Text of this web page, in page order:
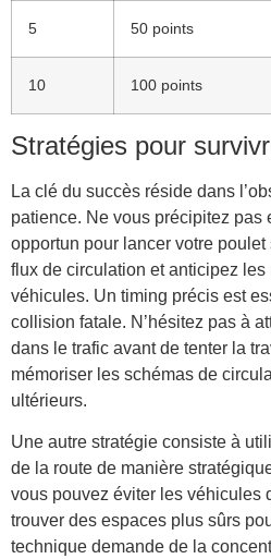
5 50 points
10 100 points
Stratégies pour
La clé du succès réside dans
patience. Ne vous précipitez pas
opportun pour lancer votre
flux de circulation et anticipez les
véhicules. Un timing précis est
collision fatale. N’hésitez pas à
dans le trafic avant de tenter la
mémoriser les schémas de
ultérieurs.
Une autre stratégie consiste à
de la route de manière
vous pouvez éviter les véhicules
trouver des espaces plus sûrs
technique demande de la